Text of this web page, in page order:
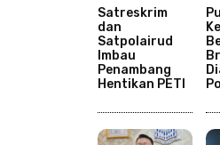
Satreskrim
dan
Satpolairud
Imbau
Penambang
Hentikan PETI